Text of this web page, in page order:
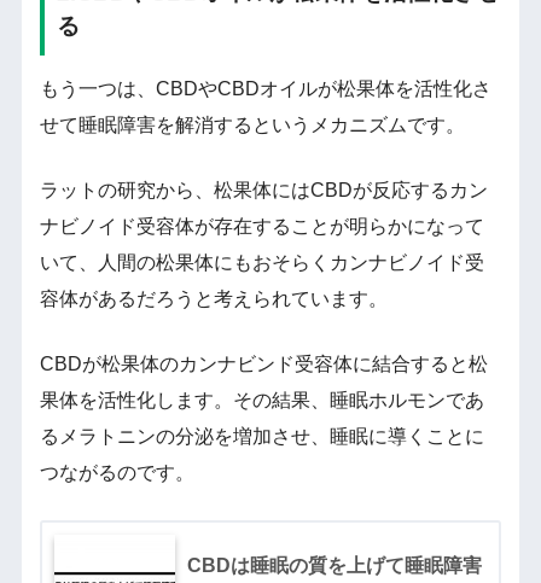
る
もう一つは、CBDやCBDオイルが松果体を活性化さ
せて睡眠障害を解消するというメカニズムです。
ラットの研究から、松果体にはCBDが反応するカン
ナビノイド受容体が存在することが明らかになって
いて、人間の松果体にもおそらくカンナビノイド受
容体があるだろうと考えられています。
CBDが松果体のカンナビンド受容体に結合すると松
果体を活性化します。その結果、睡眠ホルモンであ
るメラトニンの分泌を増加させ、睡眠に導くことに
つながるのです。
CBDは睡眠の質を上げて睡眠障害